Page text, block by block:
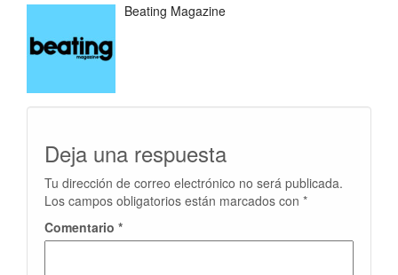
Beating Magazine
Deja una respuesta
Tu dirección de correo electrónico no será publicada.
Los campos obligatorios están marcados con *
Comentario *